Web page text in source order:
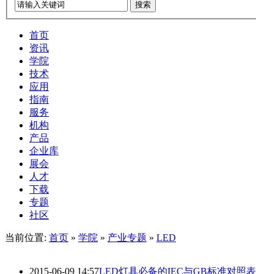
搜索
首页
资讯
学院
技术
应用
指南
服务
机构
产品
企业库
展会
人才
下载
专题
社区
当前位置: 首页 » 学院 » 产业专题 » LED
2015-06-09 14:57LED灯具必备的IEC与GB标准对照表